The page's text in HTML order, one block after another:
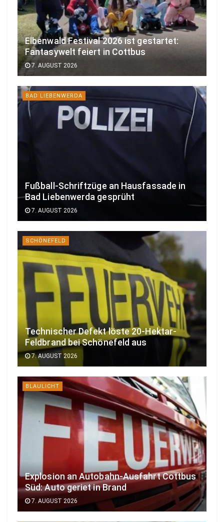
Elbenwald Festival 2026 ist gestartet:
Fantasywelt feiert in Cottbus
7. AUGUST 2026
BAD LIEBENWERDA
Fußball-Schriftzüge an Hausfassade in
Bad Liebenwerda gesprüht
7. AUGUST 2026
SCHÖNEFELD
Technischer Defekt löste 20-Hektar-
Feldbrand bei Schönefeld aus
7. AUGUST 2026
BLAULICHT
Explosion an Autobahn-Ausfahrt Cottbus
Süd: Auto geriet in Brand
7. AUGUST 2026